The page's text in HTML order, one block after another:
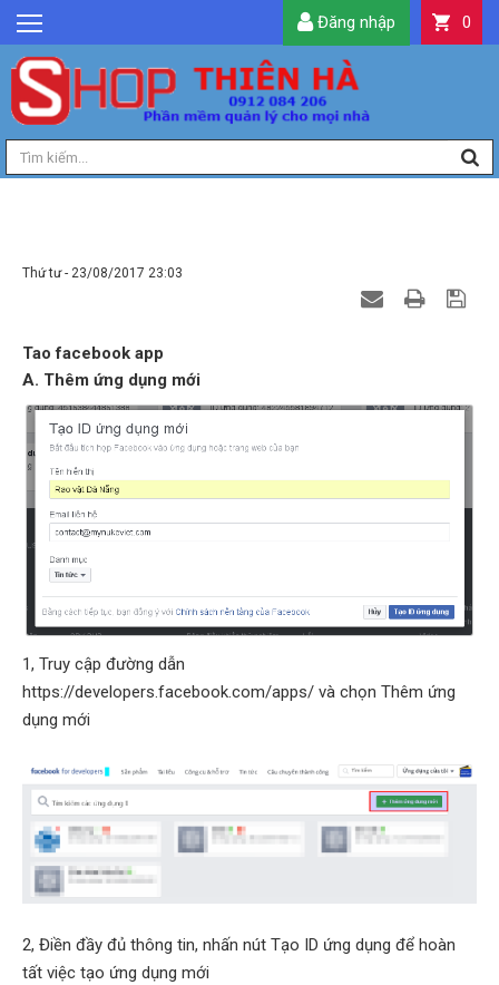
GIỚI THIỆU
TIN TỨC
SẢN PHẨM
DỊCH VỤ
TIỆN ÍCH
0
Đăng nhập
Thứ tư - 23/08/2017 23:03
Tao facebook app
A. Thêm ứng dụng mới
1, Truy cập đường dẫn
https://developers.facebook.com/apps/ và chọn Thêm ứng
dụng mới
2, Điền đầy đủ thông tin, nhấn nút Tạo ID ứng dụng để hoàn
tất việc tạo ứng dụng mới